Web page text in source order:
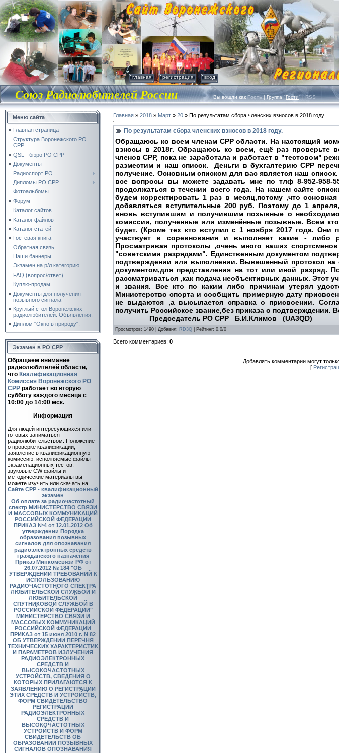
главная регистрация вход
Союз Радиолюбителей России Вы вошли какГость| Группа "Гости" |RSS
Меню сайта
Главная страница
Структура Воронежского РО
СРР
QSL - бюро РО СРР
Документы
Радиоспорт РО
Дипломы РО СРР
Фотоальбомы
Форум
Каталог сайтов
Каталог файлов
Каталог статей
Гостевая книга
Обратная связь
Наши баннеры
Экзамен на р/л категорию
FAQ (вопрос/ответ)
Куплю-продам
Документы для получения
позывного сигнала
Круглый стол Воронежских
радиолюбителей. Объявления.
Диплом "Окно в природу".
Экзамен в РО СРР
Обращаем внимание
радиолюбителей области,
что Квалификационная
Комиссия Воронежского РО
СРР работает во вторую
субботу каждого месяца c
10:00 до 14:00 мск.
Информация
Для людей интересующихся или
готовых заниматься
радиолюбительством: Положение
о проверке квалификации,
заявление в квалификационную
комиссию, исполняемые файлы
экзаменационных тестов,
звуковые CW файлы и
методические материалы вы
можете изучить или скачать на
Сайте СРР - квалификационный
экзамен
Об оплате за радиочастотный
спектр МИНИСТЕРСТВО СВЯЗИ
И МАССОВЫХ КОММУНИКАЦИЙ
РОССИЙСКОЙ ФЕДЕРАЦИИ
ПРИКАЗ №4 от 12.01.2012 Об
утверждении Порядка
образования позывных
сигналов для опознавания
радиоэлектронных средств
гражданского назначения
Приказ Минкомсвязи РФ от
26.07.2012 № 184 "ОБ
УТВЕРЖДЕНИИ ТРЕБОВАНИЙ К
ИСПОЛЬЗОВАНИЮ
РАДИОЧАСТОТНОГО СПЕКТРА
ЛЮБИТЕЛЬСКОЙ СЛУЖБОЙ И
ЛЮБИТЕЛЬСКОЙ
СПУТНИКОВОЙ СЛУЖБОЙ В
РОССИЙСКОЙ ФЕДЕРАЦИИ"
МИНИСТЕРСТВО СВЯЗИ И
МАССОВЫХ КОММУНИКАЦИЙ
РОССИЙСКОЙ ФЕДЕРАЦИИ
ПРИКАЗ от 15 июня 2010 г. N 82
ОБ УТВЕРЖДЕНИИ ПЕРЕЧНЯ
ТЕХНИЧЕСКИХ ХАРАКТЕРИСТИК
И ПАРАМЕТРОВ ИЗЛУЧЕНИЯ
РАДИОЭЛЕКТРОННЫХ
СРЕДСТВ И
ВЫСОКОЧАСТОТНЫХ
УСТРОЙСТВ, СВЕДЕНИЯ О
КОТОРЫХ ПРИЛАГАЮТСЯ К
ЗАЯВЛЕНИЮ О РЕГИСТРАЦИИ
ЭТИХ СРЕДСТВ И УСТРОЙСТВ,
ФОРМ СВИДЕТЕЛЬСТВО
РЕГИСТРАЦИИ
РАДИОЭЛЕКТРОННЫХ
СРЕДСТВ И
ВЫСОКОЧАСТОТНЫХ
УСТРОЙСТВ И ФОРМ
СВИДЕТЕЛЬСТВ ОБ
ОБРАЗОВАНИИ ПОЗЫВНЫХ
СИГНАЛОВ ОПОЗНАВАНИЯ
Главная » 2018 » Март » 20 » По результатам сбора членских взносов в 2018 году.
По результатам сбора членских взносов в 2018 году.
Обращаюсь ко всем членам СРР области. На настоящий
взносы в 2018г. Обращаюсь ко всем, ещё раз проверьте
членов СРР, пока не заработала и работает в "тестовом"
разместим и наш список. Деньги в бухгалтерию СРР
получение. Основным списком для вас является наш
все вопросы вы можете задавать мне по тлф 8-952-958-
продолжаться в течении всего года. На нашем сайте
будем корректировать 1 раз в месяц,потому ,что
добавляться вступительные 200 руб. Поэтому до 1
вновь вступившим и получившим позывные о
комиссии, полученные или изменённые позывные. Всем
будет. (Кроме тех кто вступил с 1 ноября 2017 года.
участвует в соревнования и выполняет какие - либо
Просматривая протоколы ,очень много наших
"советскими разрядами". Единственным документом
подтверждении или выполнении. Вывешенный протокол на
документом,для представления на тот или иной разряд.
рассматриваться ,как подача необъективных данных. Этот
и звания. Все кто по каким либо причинам утерял
Министерство спорта и сообщить примерную дату
не выдаются ,а высылается справка о присвоении.
получить Российское звание,без приказа о
Председатель РО СРР Б.И.Климов (UA3QD)
Просмотров: 1490 | Добавил: RD3Q Рейтинг: 0.0/0
Всего комментариев: 0
Добавлять комментарии могут
[